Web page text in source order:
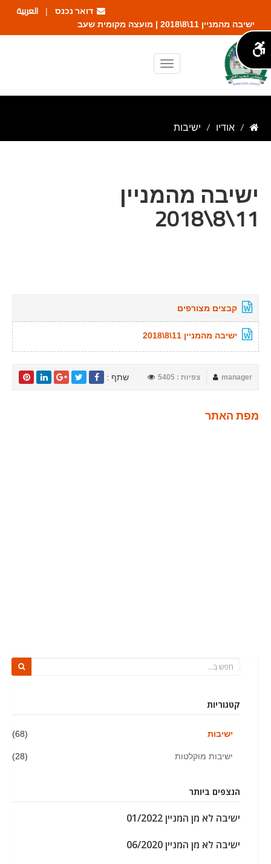
דואר נכנס | العربية
ישיבה מהמניין 11\8\2018 | מועצה מקומית שעב
אודיו ישיבות
ישיבה מהמניין
11\8\2018
קבצים מצורפים
ישיבה מהמניין 11\8\2018
manager צפיות : 5405 שתף :
מפת האתר
קטגוריות
ישיבות (68)
ישיבות מוקלטות (28)
הנצפים ביותר
ישיבה לא מן המניין 01/2022
ישיבה לא מן המניין 06/2020